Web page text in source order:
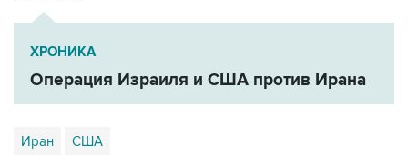
ХРОНИКА
Операция Израиля и США против Ирана
Иран США